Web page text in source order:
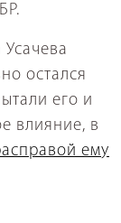
остался
его и
влияние, в
ему